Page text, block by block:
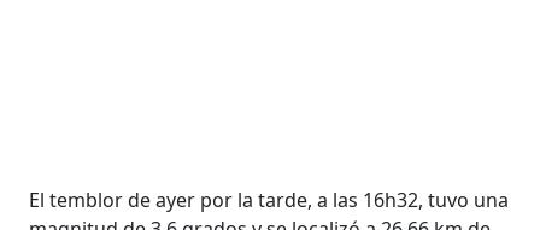
El temblor de ayer por la tarde, a las 16h32, tuvo una